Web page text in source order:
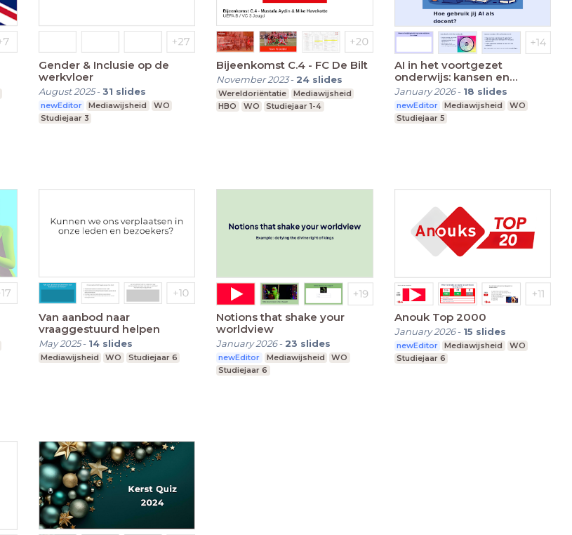
Gender & Inclusie op de
werkvloer
August 2025-31 slides
newEditor Mediawijsheid
WO
Studiejaar 3
Bijeenkomst C.4 - FC De Bilt
November 2023- 24 slides
Wereldoriëntatie
Mediawijsheid
HBO
WO Studiejaar 1-4
AI in het voortgezet
onderwijs: kansen en
uitdagingen voor de docent
January 2026- 18 slides
newEditor Mediawijsheid
WO
Studiejaar 5
Van aanbod naar
vraaggestuurd helpen
May 2025- 14 slides
Mediawijsheid WO Studiejaar 6
Notions that shake your
worldview
January 2026- 23 slides
newEditor Mediawijsheid
WO
Studiejaar 6
Anouk Top 2000
January 2026- 15 slides
newEditor Mediawijsheid
WO
Studiejaar 6